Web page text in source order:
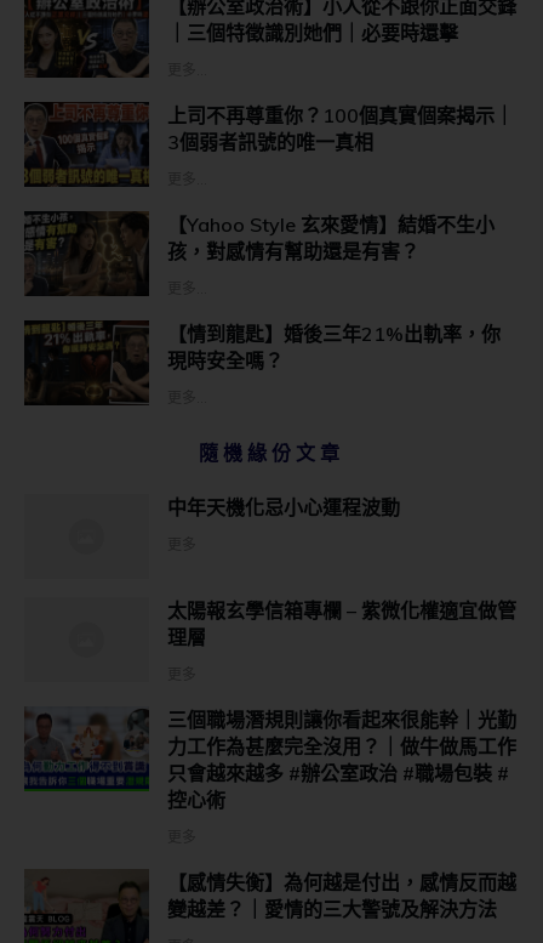
【辦公室政治術】小人從不跟你正面交鋒
｜三個特徵識別她們｜必要時還擊
上司不再尊重你？100個真實個案揭示｜
3個弱者訊號的唯一真相
【Yahoo Style 玄來愛情】結婚不生小
孩，對感情有幫助還是有害？
【情到龍匙】婚後三年21%出軌率，你
現時安全嗎？
隨機緣份文章
中年天機化忌小心運程波動
太陽報玄學信箱專欄 – 紫微化權適宜做管
理層
三個職場潛規則讓你看起來很能幹｜光勤
力工作為甚麼完全沒用？｜做牛做馬工作
只會越來越多 #辦公室政治 #職場包裝 #
控心術
【感情失衡】為何越是付出，感情反而越
變越差？｜愛情的三大警號及解決方法